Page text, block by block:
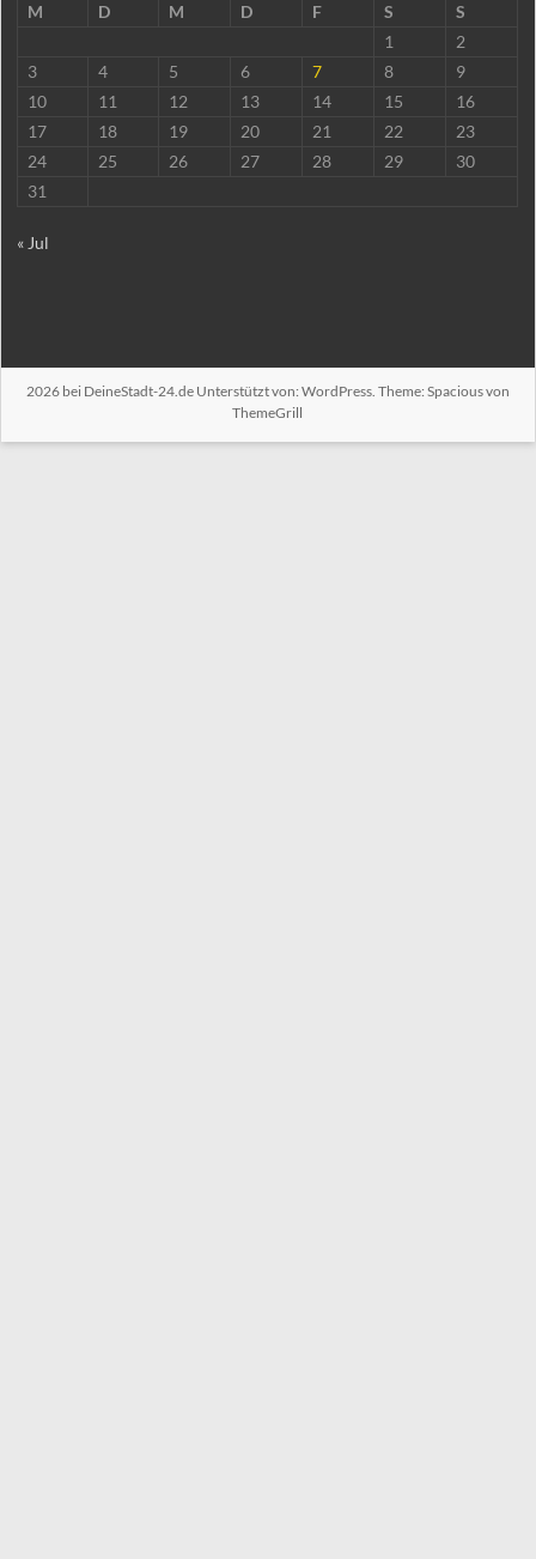
M
D M D F S
S
1
2
3
4 5 6 7 8
9
10
11 12 13 14 15
16
17
18 19 20 21 22
23
24
25 26 27 28 29
30
31
« Jul
2026 bei DeineStadt-24.deUnterstützt von: WordPress. Theme: Spacious von
ThemeGrill